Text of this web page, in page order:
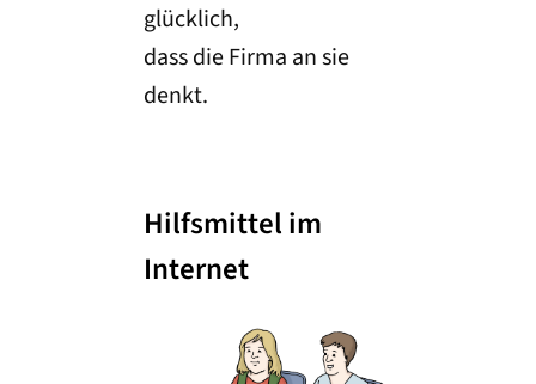
glücklich,
dass die Firma an sie
denkt.
Hilfsmittel im
Internet